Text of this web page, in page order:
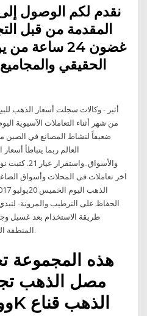
نقدم لكم الوصول
المقدمة من قبل
غضون 24 ساعة
الحقيقي
أثير - وكالات سجلت أسعار الذهب
من شهر أثناء التعاملات الآسيوية
ضعيفاً لنشاط المصانع في الصين
العالم ربما يتباطأ
الحفاظ على الترطيب والمرونة-
طريقة الاستخدام بعد غسيل
المنطقة المرغوبة بواسطة الملعقة المرفقة.
هذه المجموعة